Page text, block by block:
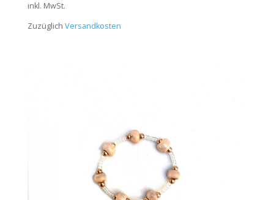
inkl. MwSt.
Zuzüglich Versandkosten